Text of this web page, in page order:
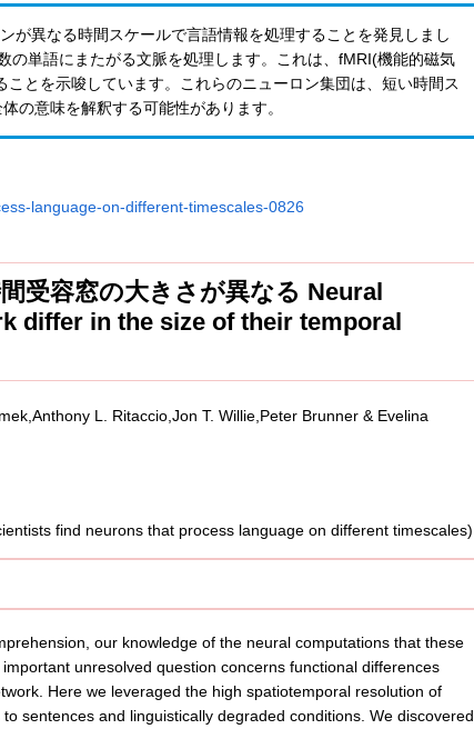
が異なる時間スケールで言語情報を処理することを発見しまし
の単語にまたがる文脈を処理します。これは、fMRI(機能的磁気
とを示唆しています。これらのニューロン集団は、短い時間ス
の意味を解釈する可能性があります。
language-on-different-timescales-0826
受容窓の大きさが異なる Neural
differ in the size of their temporal
L. Ritaccio,Jon T. Willie,Peter Brunner & Evelina
our knowledge of the neural computations that these
unresolved question concerns functional differences
Here we leveraged the high spatiotemporal resolution of
sentences and linguistically degraded conditions. We discovered